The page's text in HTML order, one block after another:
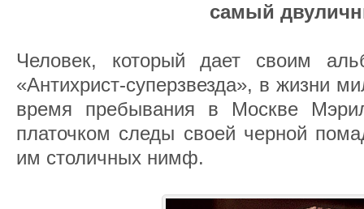
самый
Человек, который дает своим
«Антихрист-суперзвезда», в жизни
время пребывания в Москве
платочком следы своей черной
им столичных нимф.